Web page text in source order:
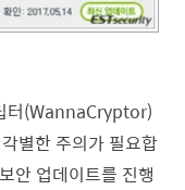
터(WannaCryptor)
별한 주의가 필요합
안 업데이트를 진행